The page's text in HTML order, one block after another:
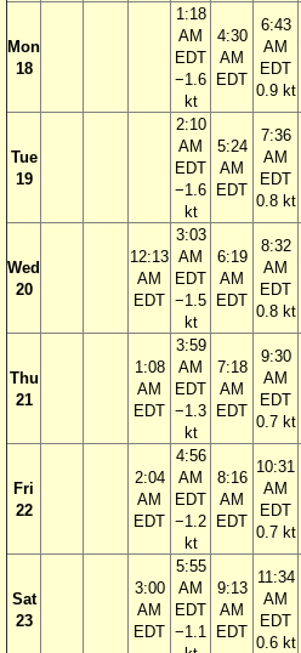
Mon
18
1:18
AM
EDT
−1.6
kt
4:30
AM
EDT
6:43
AM
EDT
0.9 kt
Tue
19
2:10
AM
EDT
−1.6
kt
5:24
AM
EDT
7:36
AM
EDT
0.8 kt
Wed
20
12:13
AM
EDT
3:03
AM
EDT
−1.5
kt
6:19
AM
EDT
8:32
AM
EDT
0.8 kt
Thu
21
1:08
AM
EDT
3:59
AM
EDT
−1.3
kt
7:18
AM
EDT
9:30
AM
EDT
0.7 kt
Fri
22
2:04
AM
EDT
4:56
AM
EDT
−1.2
kt
8:16
AM
EDT
10:31
AM
EDT
0.7 kt
Sat
23
3:00
AM
EDT
5:55
AM
EDT
−1.1
9:13
AM
EDT
11:34
AM
EDT
0.6 kt